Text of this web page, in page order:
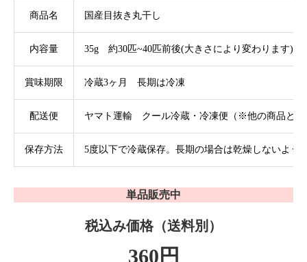
商品名 国産目抜き丸干し
内容量 35g 約30匹~40匹前後(大きさにより変わります)
賞味期限 冷蔵3ヶ月 長期は冷凍
配送便 ヤマト運輸 クール冷蔵・冷凍便（※他の商品と同
保存方法 5度以下で冷蔵保存。長期の場合は乾燥しないよう
単品販売中
税込み価格（送料別）
360円